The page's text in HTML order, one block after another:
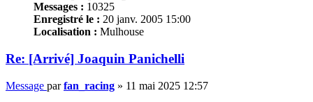
Messages : 10325
Enregistré le : 20 janv. 2005 15:00
Localisation : Mulhouse
Re: [Arrivé] Joaquin Panichelli
Message parfan_racing » 11 mai 2025 12:57